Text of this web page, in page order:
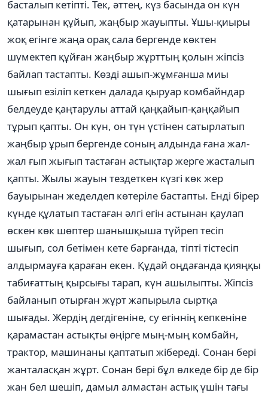
басталып кетіпті. Тек, әттең, күз басында он күн
қатарынан құйып, жаңбыр жауыпты. Ұшы-қиыры
жоқ егінге жаңа орақ сала бергенде көктен
шүмектеп құйған жаңбыр жұрттың қолын жіпсіз
байлап тастапты. Көзді ашып-жұмғанша миы
шығып езіліп кеткен далада қыруар комбайндар
белдеуде қаңтарулы аттай қаңқайып-қаңқайып
тұрып қапты. Он күн, он түн үстінен сатырлатып
жаңбыр ұрып бергенде соның алдында ғана жал-
жал ғып жығып тастаған астықтар жерге жасталып
қапты. Жылы жауын тездеткен күзгі көк жер
бауырынан жеделдеп көтеріле бастапты. Енді бірер
күнде құлатып тастаған әлгі егін астынан қаулап
өскен көк шөптер шанышқыша түйреп тесіп
шығып, сол бетімен кете барғанда, тіпті тістесіп
алдырмауға қараған екен. Құдай оңдағанда қияңқы
табиғаттың қырсығы тарап, күн ашылыпты. Жіпсіз
байланып отырған жұрт жапырыла сыртқа
шығады. Жердің дегдігеніне, су егіннің кепкеніне
қарамастан астықты өңірге мың-мың комбайн,
трактор, машинаны қаптатып жібереді. Сонан бері
жанталасқан жұрт. Сонан бері бұл өлкеде бір де бір
жан бел шешіп, дамыл алмастан астық үшін тағы